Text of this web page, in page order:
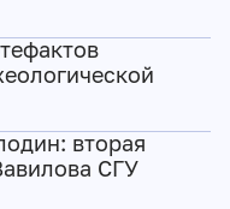
вторая
СГУ